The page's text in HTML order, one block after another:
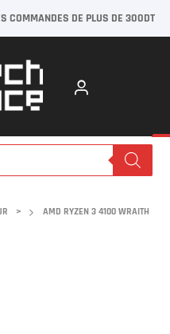
COMMANDES DE PLUS DE 300DT
>
AMD RYZEN 3 4100 WRAITH